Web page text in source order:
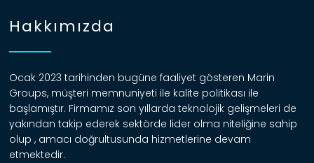
Hakkımızda
Ocak 2023 tarihinden bugüne faaliyet gösteren Marin
Groups, müşteri memnuniyeti ile kalite politikası ile
başlamıştır. Firmamız son yıllarda teknolojik gelişmeleri de
yakından takip ederek sektörde lider olma niteliğine sahip
olup , amacı doğrultusunda hizmetlerine devam
etmektedir.